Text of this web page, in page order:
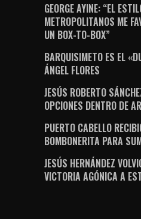
GEORGE AYINE: “EL
METROPOLITANOS ME
UN BOX-TO-BOX”
BARQUISIMETO ES EL
ÁNGEL FLORES
JESÚS ROBERTO
OPCIONES DENTRO DE
PUERTO CABELLO
BOMBONERITA PARA
JESÚS HERNÁNDEZ
VICTORIA AGÓNICA A